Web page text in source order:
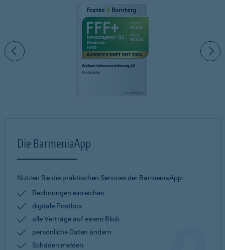
Die BarmeniaApp
Nutzen Sie die praktischen Services der BarmeniaApp:
Rechnungen einreichen
digitale Postbox
alle Verträge auf einem Blick
persönliche Daten ändern
Schäden melden